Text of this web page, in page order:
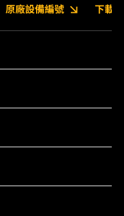
原廠設備編號 下載